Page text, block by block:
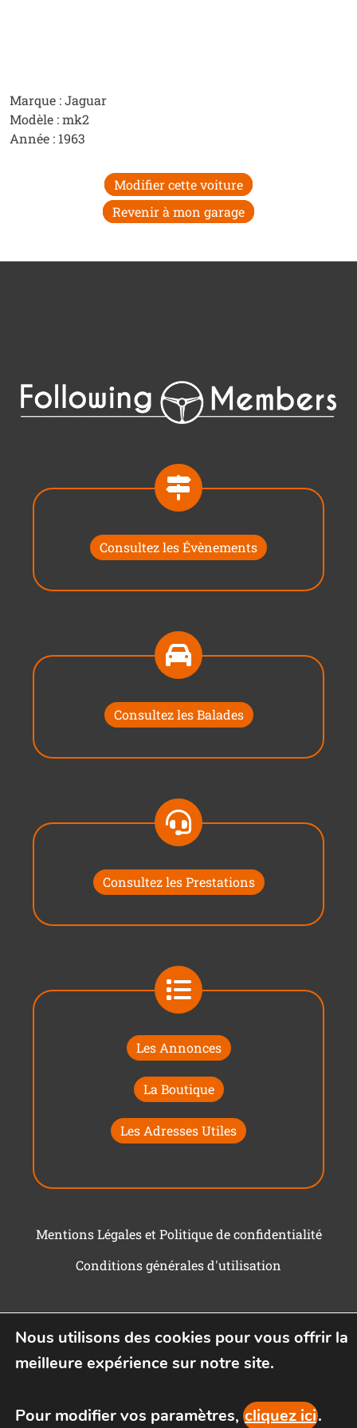
Marque : Jaguar
Modèle : mk2
Année : 1963
Modifier cette voiture
Revenir à mon garage
Consultez les Évènements
Consultez les Balades
Consultez les Prestations
Les Annonces
La Boutique
Les Adresses Utiles
Mentions Légales et Politique de confidentialité
Conditions générales d'utilisation
Nous utilisons des cookies pour vous offrir la
meilleure expérience sur notre site.
Pour modifier vos paramètres, cliquez ici.